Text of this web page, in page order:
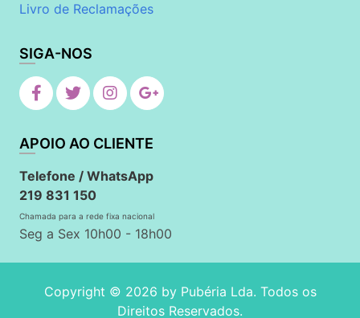
Livro de Reclamações
SIGA-NOS
APOIO AO CLIENTE
Telefone / WhatsApp
219 831 150
Chamada para a rede fixa nacional
Seg a Sex 10h00 - 18h00
Copyright © 2026 by Pubéria Lda. Todos os
Direitos Reservados.